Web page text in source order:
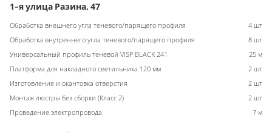
1-я улица Разина, 47
Обработка внешнего угла теневого/парящего профиля
4 шт
Обработка внутреннего угла теневого/парящего профиля
8 шт
Универсальный профиль теневой VISP BLACK 241
25 м
Платформа для накладного светильника 120 мм
2 шт
Изготовление и окантовка отверстия
2 шт
Монтаж люстры без сборки (Класс 2)
2 шт
Проведение электропровода
7 м